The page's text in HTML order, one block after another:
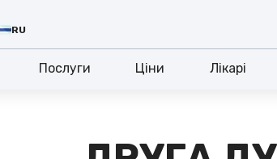
RU
Послуги Ціни Лікарі